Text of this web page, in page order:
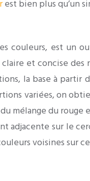
est bien plus qu’un
couleurs, est un
et concise
la base à partir
variées, on
mélange du
adjacente sur le
voisines sur